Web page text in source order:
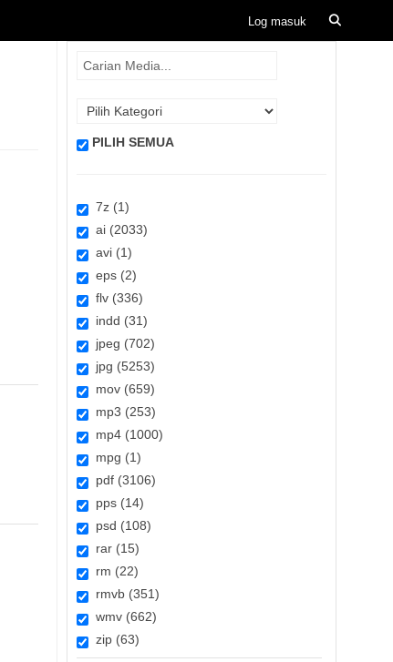
PILIH SEMUA
7z (1)
ai (2033)
avi (1)
eps (2)
flv (336)
indd (31)
jpeg (702)
jpg (5253)
mov (659)
mp3 (253)
mp4 (1000)
mpg (1)
pdf (3106)
pps (14)
psd (108)
rar (15)
rm (22)
rmvb (351)
wmv (662)
zip (63)